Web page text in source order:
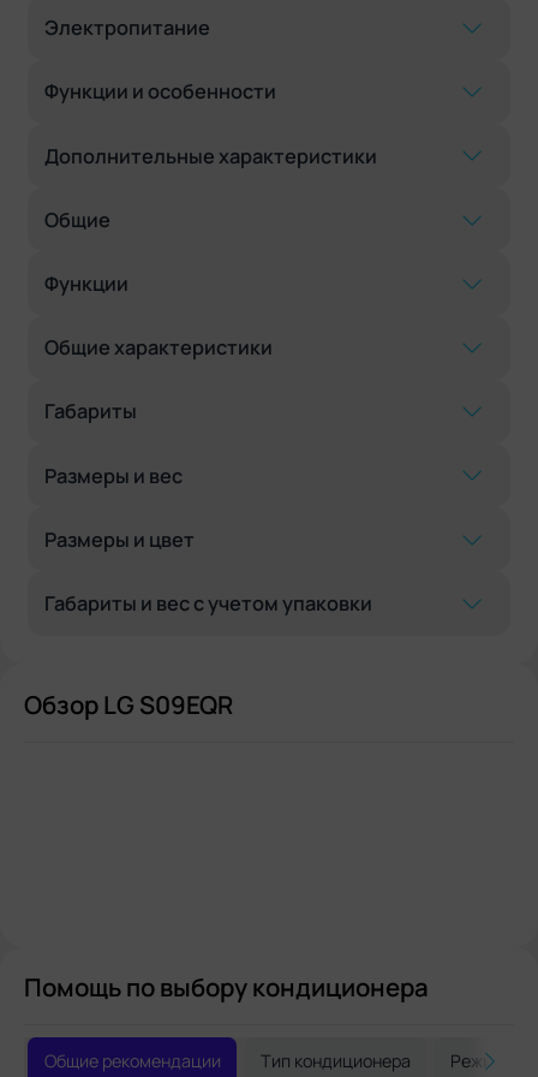
Электропитание
Функции и особенности
Дополнительные характеристики
Общие
Функции
Общие характеристики
Габариты
Размеры и вес
Размеры и цвет
Габариты и вес с учетом упаковки
Обзор LG S09EQR
Помощь по выбору кондиционера
Общие рекомендации Тип кондиционера Режимы